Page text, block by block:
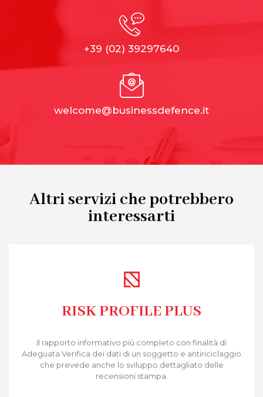
+39 (02) 39297640
welcome@businessdefence.it
Altri servizi che potrebbero
interessarti
RISK PROFILE PLUS
Il rapporto informativo più completo con finalità di
Adeguata Verifica dei dati di un soggetto e antiriciclaggio
che prevede anche lo sviluppo dettagliato delle
recensioni stampa.